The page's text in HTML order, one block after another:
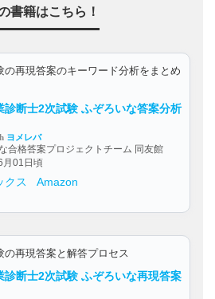
書籍はこちら！
の再現答案のキーワード分析をまとめ
診断士2次試験 ふぞろいな答案分析
ヨメレバ
合格答案プロジェクトチーム 同友館
月01日頃
クス Amazon
の再現答案と解答プロセス
診断士2次試験 ふぞろいな再現答案